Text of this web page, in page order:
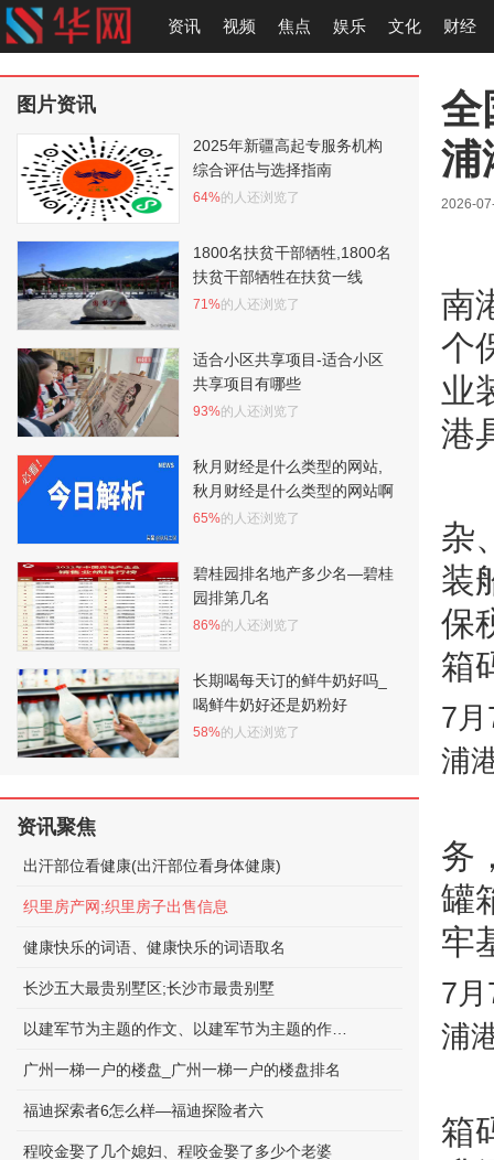
资讯 视频 焦点 娱乐 文化 财经
全
浦
2026-
南
个
业
港
杂
装
保
箱
7
浦
务
罐
牢
7
浦
箱
图片资讯
2025年新疆高起专服务机构
综合评估与选择指南
64%的人还浏览了
1800名扶贫干部牺牲,1800名
扶贫干部牺牲在扶贫一线
71%的人还浏览了
适合小区共享项目-适合小区
共享项目有哪些
93%的人还浏览了
秋月财经是什么类型的网站,
秋月财经是什么类型的网站啊
65%的人还浏览了
碧桂园排名地产多少名—碧桂
园排第几名
86%的人还浏览了
长期喝每天订的鲜牛奶好吗_
喝鲜牛奶好还是奶粉好
58%的人还浏览了
资讯聚焦
出汗部位看健康(出汗部位看身体健康)
织里房产网;织里房子出售信息
健康快乐的词语、健康快乐的词语取名
长沙五大最贵别墅区;长沙市最贵别墅
广州一梯一户的楼盘_广州一梯一户的楼盘排名
福迪探索者6怎么样—福迪探险者六
程咬金娶了几个媳妇、程咬金娶了多少个老婆